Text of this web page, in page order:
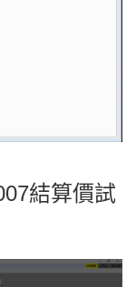
結算價試